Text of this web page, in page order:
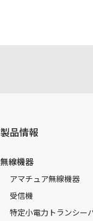
製品情報
無線機器
アマチュア無線機器
受信機
特定小電力トランシー